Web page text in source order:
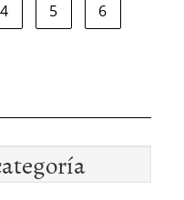
4 5 6